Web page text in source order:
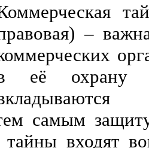
–
её охрану
самым
тайны входят